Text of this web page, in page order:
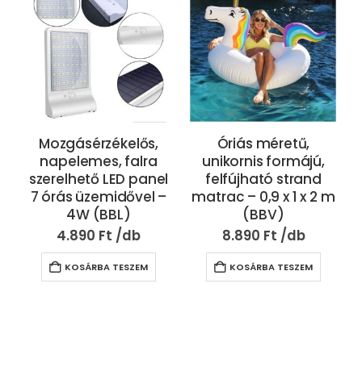
Mozgásérzékelős,
napelemes, falra
szerelhető LED panel
7 órás üzemidővel –
4W (BBL)
4.890 Ft
KOSÁRBA TESZEM
Óriás méretű,
unikornis formájú,
felfújható strand
matrac – 0,9 x 1 x 2 m
(BBV)
8.890 Ft
KOSÁRBA TESZEM